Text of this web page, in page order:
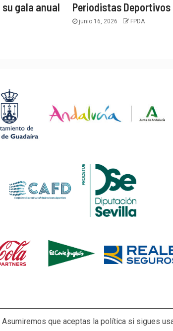
gala anual
Periodistas Deportivos
junio 16, 2026 FPDA
los derechos reservados. |Newseverpor AF
que aceptas la política si sigues